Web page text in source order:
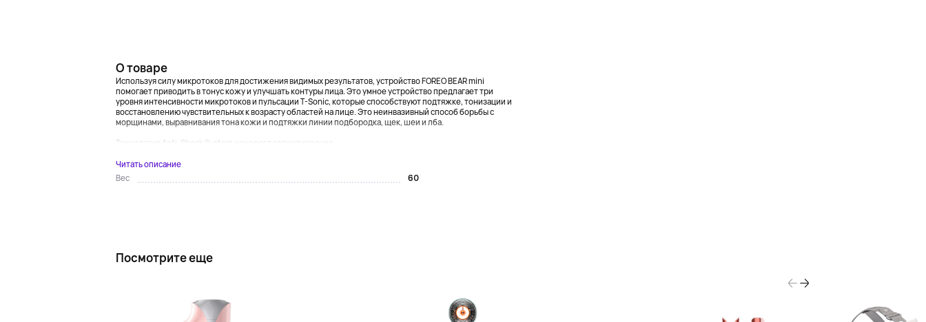
О товаре
Используя силу микротоков для достижения видимых результатов, устройство FOREO BEAR mini
помогает приводить в тонус кожу и улучшать контуры лица. Это умное устройство предлагает три
уровня интенсивности микротоков и пульсации T-Sonic, которые способствуют подтяжке, тонизации и
восстановлению чувствительных к возрасту областей на лице. Это неинвазивный способ борьбы с
морщинами, выравнивания тона кожи и подтяжки линии подбородка, щек, шеи и лба.
Технология Anti-Shock System измеряет сопротивление...
Читать описание
Вес
60
Посмотрите еще